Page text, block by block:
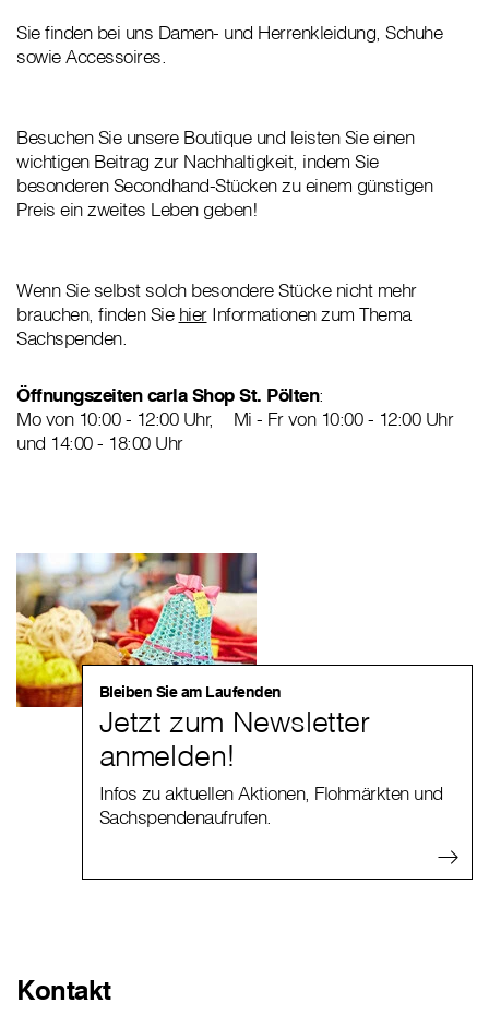
Sie finden bei uns Damen- und Herrenkleidung, Schuhe
sowie Accessoires.
Besuchen Sie unsere Boutique und leisten Sie einen
wichtigen Beitrag zur Nachhaltigkeit, indem Sie
besonderen Secondhand-Stücken zu einem günstigen
Preis ein zweites Leben geben!
Wenn Sie selbst solch besondere Stücke nicht mehr
brauchen, finden Sie hierInformationen zum Thema
Sachspenden.
Öffnungszeiten carla Shop St. Pölten:
Mo von 10:00 - 12:00 Uhr, Mi - Fr von 10:00 - 12:00 Uhr
und 14:00 - 18:00 Uhr
Bleiben Sie am Laufenden
Jetzt zum Newsletter
anmelden!
Infos zu aktuellen Aktionen, Flohmärkten und
Sachspendenaufrufen.
Kontakt